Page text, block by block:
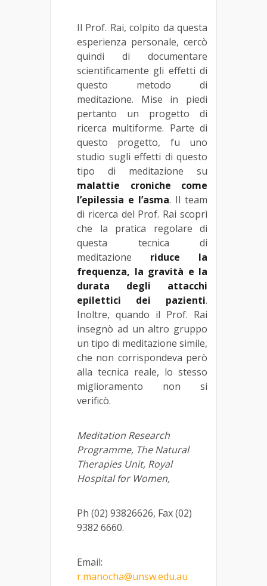
Il Prof. Rai, colpito da questa
esperienza personale, cercò
quindi di documentare
scientificamente gli effetti di
questo metodo di
meditazione. Mise in piedi
pertanto un progetto di
ricerca multiforme. Parte di
questo progetto, fu uno
studio sugli effetti di questo
tipo di meditazione su
malattie croniche come
l’epilessia e l’asma. Il team
di ricerca del Prof. Rai scoprì
che la pratica regolare di
questa tecnica di
meditazione riduce la
frequenza, la gravità e la
durata degli attacchi
epilettici dei pazienti.
Inoltre, quando il Prof. Rai
insegnò ad un altro gruppo
un tipo di meditazione simile,
che non corrispondeva però
alla tecnica reale, lo stesso
miglioramento non si
verificò.
Meditation Research
Programme, The Natural
Therapies Unit, Royal
Hospital for Women,
Ph (02) 93826626, Fax (02)
9382 6660.
Email:
r.manocha@unsw.edu.au